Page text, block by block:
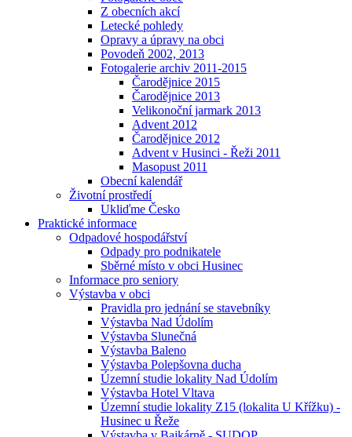
Z obecních akcí
Letecké pohledy
Opravy a úpravy na obci
Povodeň 2002, 2013
Fotogalerie archiv 2011-2015
Čarodějnice 2015
Čarodějnice 2013
Velikonoční jarmark 2013
Advent 2012
Čarodějnice 2012
Advent v Husinci - Řeži 2011
Masopust 2011
Obecní kalendář
Životní prostředí
Ukliďme Česko
Praktické informace
Odpadové hospodářství
Odpady pro podnikatele
Sběrné místo v obci Husinec
Informace pro seniory
Výstavba v obci
Pravidla pro jednání se stavebníky
Výstavba Nad Údolím
Výstavba Slunečná
Výstavba Baleno
Výstavba Polepšovna ducha
Územní studie lokality Nad Údolím
Výstavba Hotel Vltava
Územní studie lokality Z15 (lokalita U Křížku) -
Husinec u Řeže